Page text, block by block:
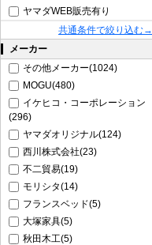
ヤマダWEB販売有り
共通条件で絞り込む→
メーカー
その他メーカー(1024)
MOGU(480)
イケヒコ・コーポレーション
(296)
ヤマダオリジナル(124)
西川株式会社(23)
不二貿易(19)
モリシタ(14)
フランスベッド(5)
大塚家具(5)
秋田木工(5)